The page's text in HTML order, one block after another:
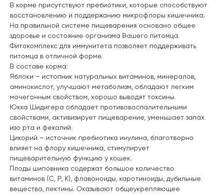
В корме присутствуют пребиотики, которые способствуют
восстановлению и поддержанию микрофлоры кишечника.
На правильной системе пищеварения основано общее
здоровье и состояние организма Вашего питомца.
Фитокомплекс для иммунитета позволяет поддерживать
питомца в отличной форме.
В составе корма:
Яблоки – истопник натуральных витаминов, минералов,
аминокислот, улучшают метаболизм, обладают легким
мочегонным свойством, хорошо выводят токсины.
Юкка Шидигера обладает противовоспалительными
свойствами, активизирует пищеварение, уменьшает запах
изо рта и фекалий.
Цикорий – источник пребиотика инулина, благотворно
влияет на флору кишечника, стимулирует
пищеварительную функцию у кошек.
Плоды шиповника содержат большое количество
витаминов (С, Р, К), флавоноиды, каротиноиды, дубильные
вещества, пектины. Оказывают общеукрепляющее